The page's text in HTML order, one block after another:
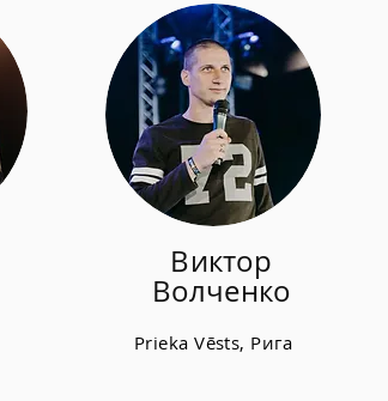
Виктор
Волченко
Prieka Vēsts, Рига